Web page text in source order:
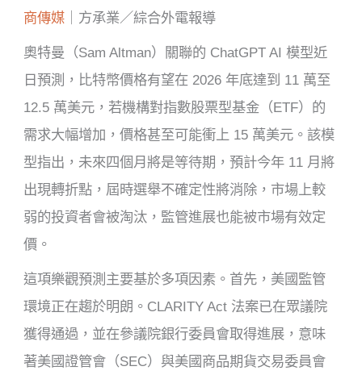
商傳媒 ｜方承業／綜合外電報導
奧特曼（Sam Altman）關聯的 ChatGPT AI 模型近
日預測，比特幣價格有望在 2026 年底達到 11 萬至
12.5 萬美元，若機構對指數股票型基金（ETF）的
需求大幅增加，價格甚至可能衝上 15 萬美元。該模
型指出，未來四個月將是等待期，預計今年 11 月將
出現轉折點，屆時選舉不確定性將消除，市場上較
弱的投資者會被淘汰，監管進展也能被市場有效定
價。
這項樂觀預測主要基於多項因素。首先，美國監管
環境正在趨於明朗。CLARITY Act 法案已在眾議院
獲得通過，並在參議院銀行委員會取得進展，意味
著美國證管會（SEC）與美國商品期貨交易委員會